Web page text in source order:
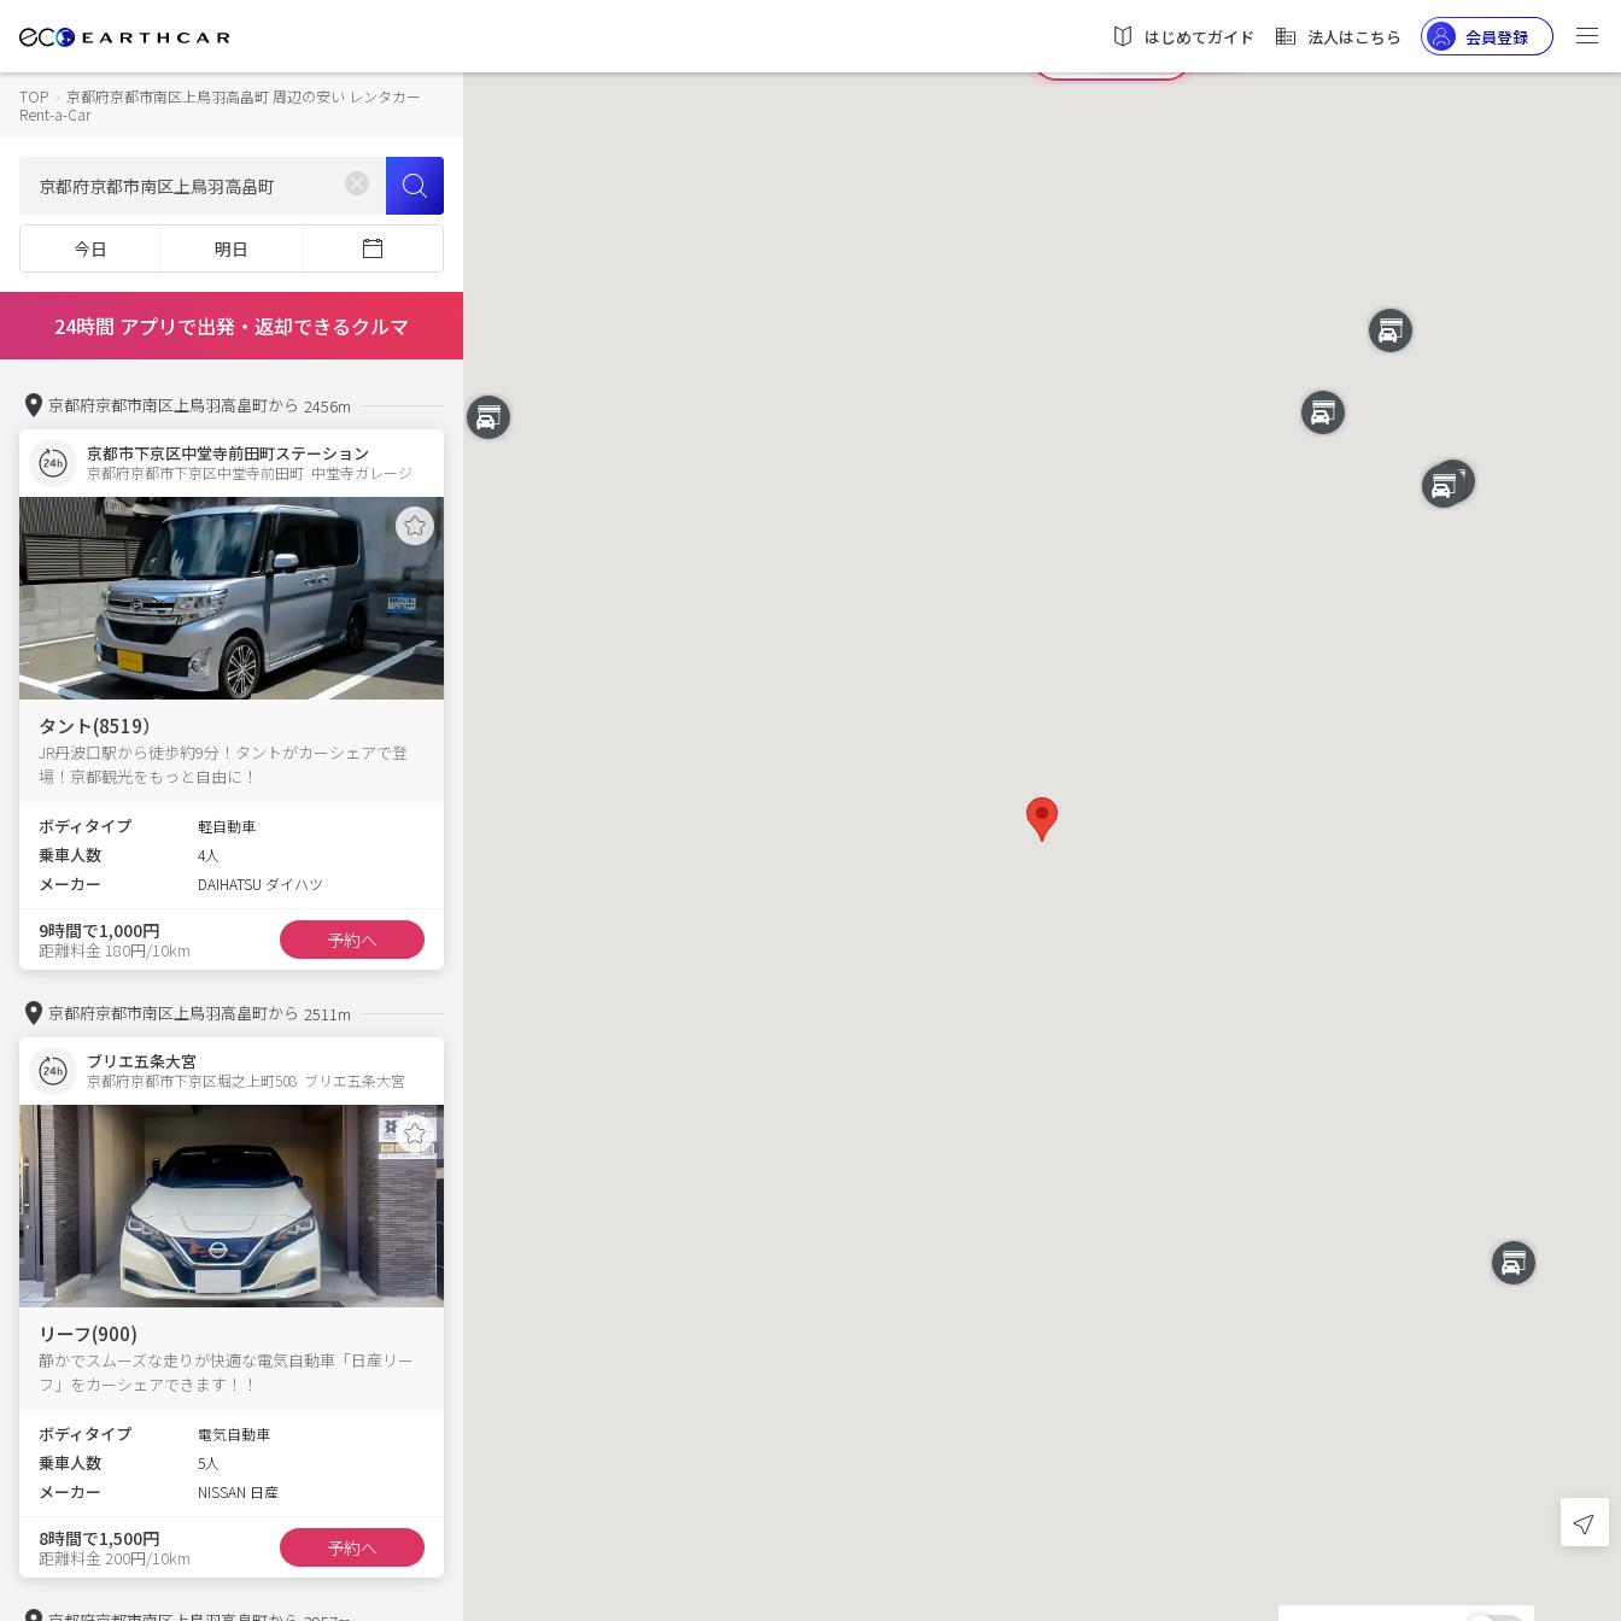
はじめてガイド 法人はこちら 会員登録
TOP › 京都府京都市南区上鳥羽高畠町 周辺の安い レンタカー
Rent-a-Car
今日 明日
24時間 アプリで出発・返却できるクルマ
京都府京都市南区上鳥羽高畠町から 2456m
京都市下京区中堂寺前田町ステーション
京都府京都市下京区中堂寺前田町  中堂寺ガレージ
タント(8519）
JR丹波口駅から徒歩約9分！タントがカーシェアで登
場！京都観光をもっと自由に！
ボディタイプ 軽自動車
乗車人数 4人
メーカー DAIHATSU ダイハツ
9時間で1,000円
距離料金 180円/10km 予約へ
京都府京都市南区上鳥羽高畠町から 2511m
ブリエ五条大宮
京都府京都市下京区堀之上町508  ブリエ五条大宮
リーフ(900)
静かでスムーズな走りが快適な電気自動車「日産リー
フ」をカーシェアできます！！
ボディタイプ 電気自動車
乗車人数 5人
メーカー NISSAN 日産
8時間で1,500円
距離料金 200円/10km 予約へ